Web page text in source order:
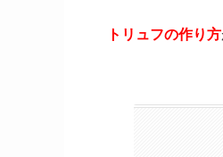
トリュフの作り方